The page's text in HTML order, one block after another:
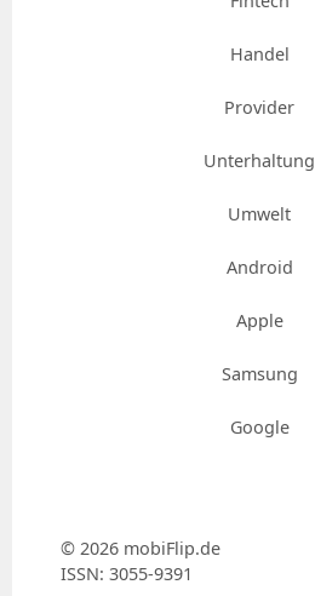
Handel
Provider
Unterhaltung
Umwelt
Android
Apple
Samsung
Google
© 2026 mobiFlip.de
ISSN: 3055-9391